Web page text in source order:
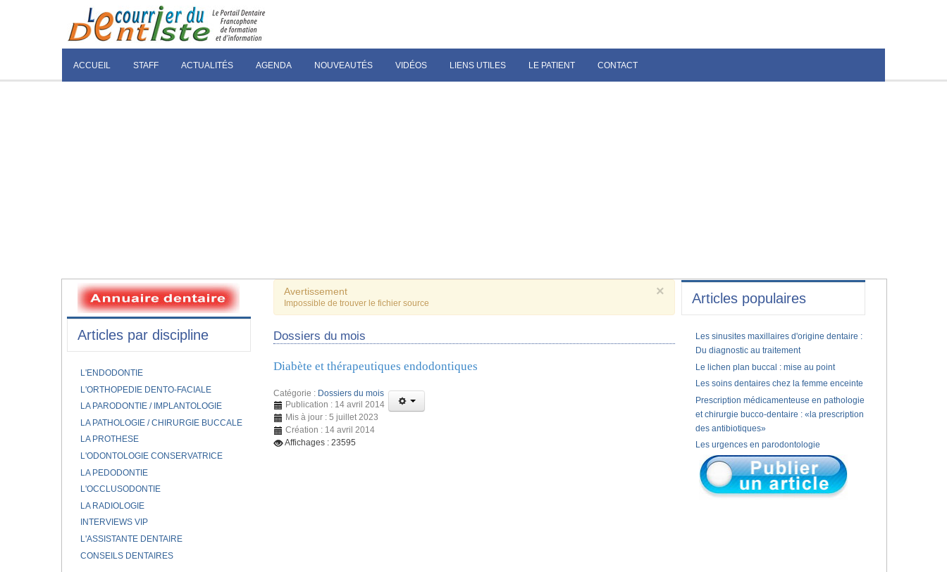
ACCUEIL STAFF ACTUALITÉS AGENDA NOUVEAUTÉS VIDÉOS LIENS UTILES LE PATIENT CONTACT
×
Avertissement
Impossible de trouver le fichier source
Dossiers du mois
Diabète et thérapeutiques endodontiques
Catégorie : Dossiers du mois
Publication : 14 avril 2014
Mis à jour : 5 juillet 2023
Création : 14 avril 2014
Affichages : 23595
Articles par discipline
L'ENDODONTIE
L'ORTHOPEDIE DENTO-FACIALE
LA PARODONTIE / IMPLANTOLOGIE
LA PATHOLOGIE / CHIRURGIE BUCCALE
LA PROTHESE
L'ODONTOLOGIE CONSERVATRICE
LA PEDODONTIE
L'OCCLUSODONTIE
LA RADIOLOGIE
INTERVIEWS VIP
L'ASSISTANTE DENTAIRE
CONSEILS DENTAIRES
Articles populaires
Les sinusites maxillaires d'origine dentaire :
Du diagnostic au traitement
Le lichen plan buccal : mise au point
Les soins dentaires chez la femme enceinte
Prescription médicamenteuse en pathologie
et chirurgie bucco-dentaire : «la prescription
des antibiotiques»
Les urgences en parodontologie